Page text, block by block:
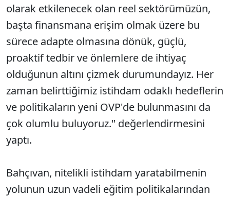
olarak etkilenecek olan reel sektörümüzün,
başta finansmana erişim olmak üzere bu
sürece adapte olmasına dönük, güçlü,
proaktif tedbir ve önlemlere de ihtiyaç
olduğunun altını çizmek durumundayız. Her
zaman belirttiğimiz istihdam odaklı hedeflerin
ve politikaların yeni OVP'de bulunmasını da
çok olumlu buluyoruz." değerlendirmesini
yaptı.
Bahçıvan, nitelikli istihdam yaratabilmenin
yolunun uzun vadeli eğitim politikalarından